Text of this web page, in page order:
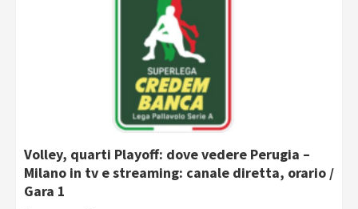
Volley, quarti Playoff: dove vedere Perugia –
Milano in tv e streaming: canale diretta, orario /
Gara 1